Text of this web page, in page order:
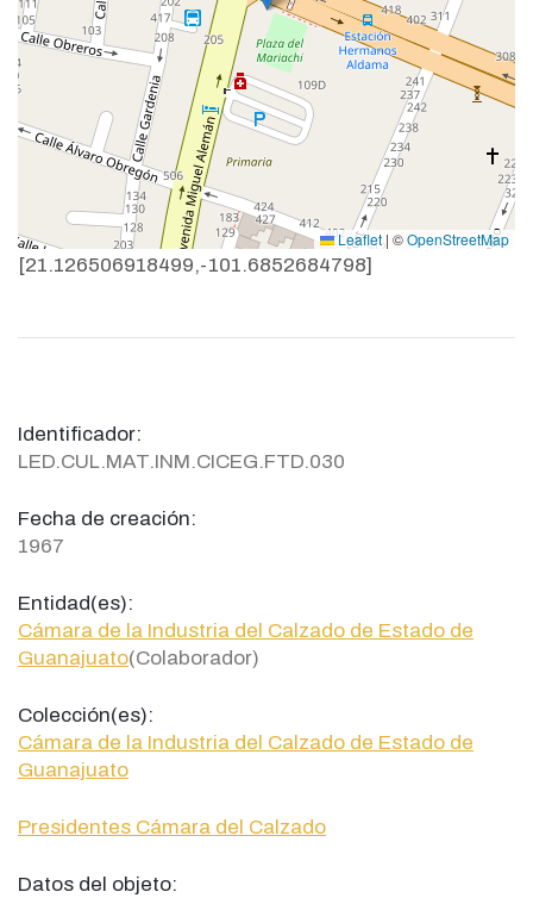
Leaflet | ©OpenStreetMap
[21.126506918499,-101.6852684798]
Identificador:
LED.CUL.MAT.INM.CICEG.FTD.030
Fecha de creación:
1967
Entidad(es):
Cámara de la Industria del Calzado de Estado de
Guanajuato(Colaborador)
Colección(es):
Cámara de la Industria del Calzado de Estado de
Guanajuato
Presidentes Cámara del Calzado
Datos del objeto: